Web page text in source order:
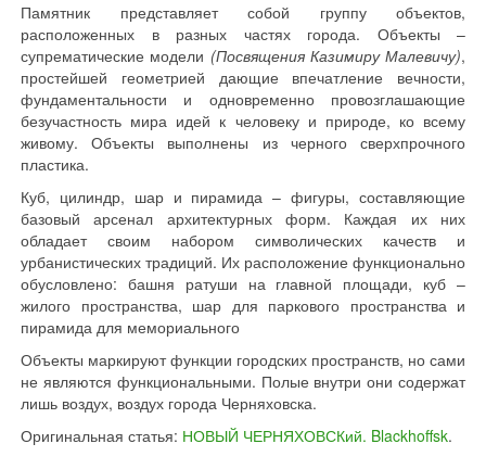
Памятник представляет собой группу объектов,
расположенных в разных частях города. Объекты –
супрематические модели (Посвящения Казимиру Малевичу),
простейшей геометрией дающие впечатление вечности,
фундаментальности и одновременно провозглашающие
безучастность мира идей к человеку и природе, ко всему
живому. Объекты выполнены из черного сверхпрочного
пластика.
Куб, цилиндр, шар и пирамида – фигуры, составляющие
базовый арсенал архитектурных форм. Каждая их них
обладает своим набором символических качеств и
урбанистических традиций. Их расположение функционально
обусловлено: башня ратуши на главной площади, куб –
жилого пространства, шар для паркового пространства и
пирамида для мемориального
Объекты маркируют функции городских пространств, но сами
не являются функциональными. Полые внутри они содержат
лишь воздух, воздух города Черняховска.
Оригинальная статья: НОВЫЙ ЧЕРНЯХОВСКий. Blackhoffsk.